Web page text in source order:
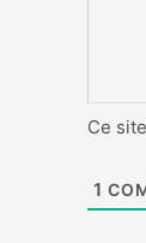
Ce
1